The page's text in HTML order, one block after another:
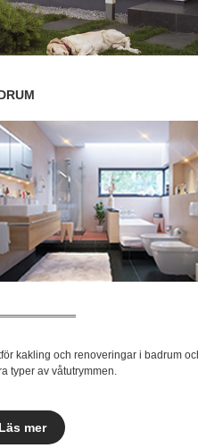
kakling och renoveringar i badrum
typer av våtutrymmen.
Läs mer